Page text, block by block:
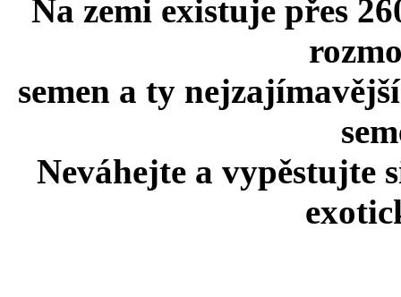
Na zemi existuje přes
semen a ty
Neváhejte a vypěstujte